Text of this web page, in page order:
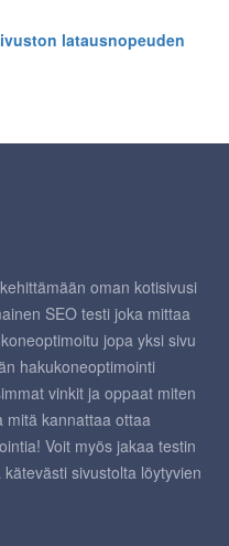
latausnopeuden
oman kotisivusi
SEO testi joka mittaa
jopa yksi sivu
hakukoneoptimointi
vinkit ja oppaat miten
mitä kannattaa ottaa
Voit myös jakaa testin
sivustolta löytyvien